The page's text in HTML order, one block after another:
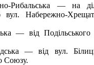
Рибальська — на
вул. Набережно-
— від
— від вул.
Союзу.